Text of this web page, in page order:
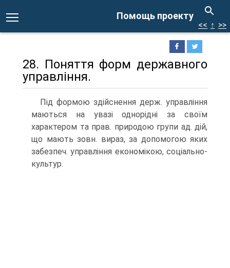
Помощь проекту
<< ↑ >>
28. Поняття форм державного
управління.
Під формою здійснення держ. управління
маються на увазі однорідні за своїм
характером та прав. природою групи ад. дій,
що мають зовн. вираз, за допомогою яких
забезпеч. управління економікою, соціально-
культур.